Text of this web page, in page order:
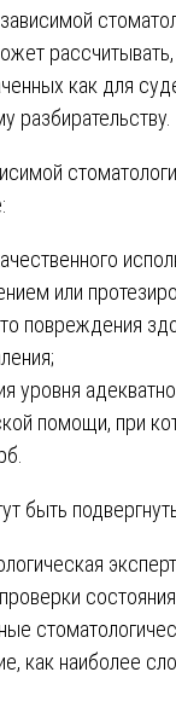
как для
разбирательству.
или
повреждения
уровня
помощи, при
быть
как наиболее